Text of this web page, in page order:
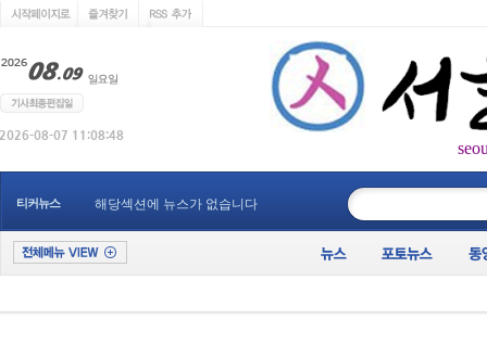
티커뉴스 해당섹션에 뉴스가 없습니다